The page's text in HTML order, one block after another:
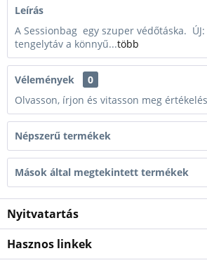
Wave
Freeride
Fekete v2 79000 Ft
Pro
Fekete v2 85000 Ft
Leírás
A Sessionbag egy szuper védőtáska.
tengelytáv a könnyű...több
Vélemények
0
Olvasson, írjon és vitasson meg
Népszerű termékek
Mások által megtekintett termékek
Nyitvatartás
Hasznos linkek